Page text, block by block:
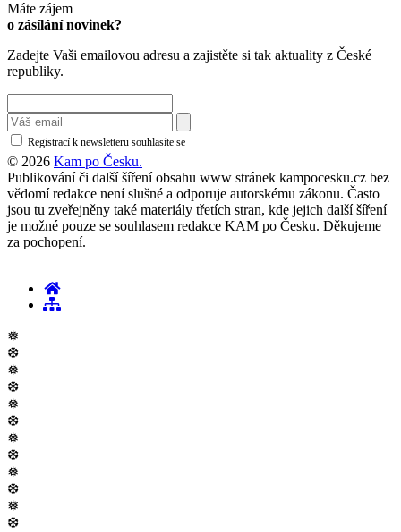
Máte zájem
o zásílání novinek?
Zadejte Vaši emailovou adresu a zajistěte si tak aktuality z České
republiky.
Registrací k newsletteru souhlasíte se
© 2026 Kam po Česku.
Publikování či další šíření obsahu www stránek kampocesku.cz bez
vědomí redakce není slušné a odporuje autorskému zákonu. Často
jsou tu zveřejněny také materiály třetích stran, kde jejich další šíření
je možné pouze se souhlasem redakce KAM po Česku. Děkujeme
za pochopení.
❅
❆
❅
❆
❅
❆
❅
❆
❅
❆
❅
❆